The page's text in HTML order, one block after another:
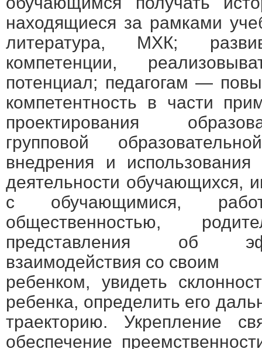
находящиеся за рамками
литература, МХК;
компетенции,
потенциал; педагогам —
компетентность в части
проектирования
групповой
внедрения и
деятельности обучающихся,
с обучающимися,
общественностью,
представления об
взаимодействия со своим
ребенком, увидеть
ребенка, определить его
траекторию. Укрепление
обеспечение